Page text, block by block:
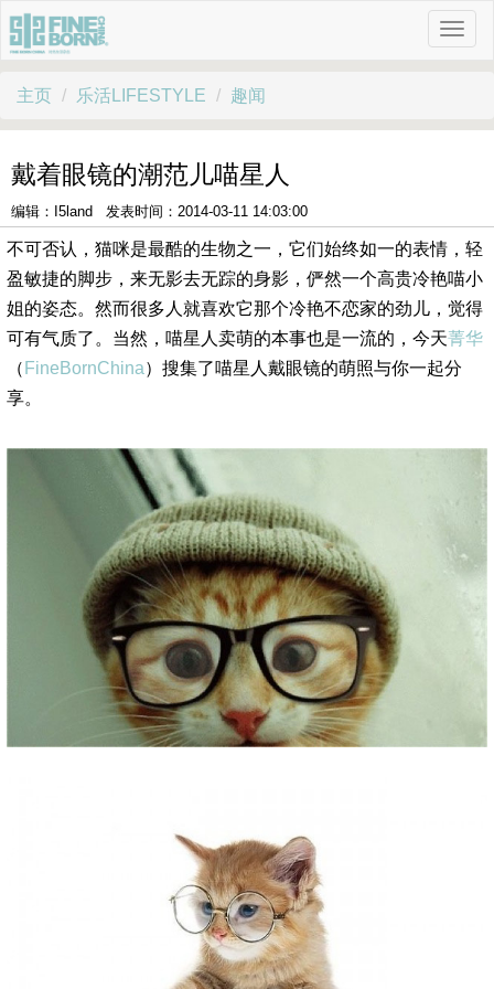
主页 乐活LIFESTYLE 趣闻
戴着眼镜的潮范儿喵星人
编辑：I5land 发表时间：2014-03-11 14:03:00
不可否认，猫咪是最酷的生物之一，它们始终如一的表情，轻
盈敏捷的脚步，来无影去无踪的身影，俨然一个高贵冷艳喵小
姐的姿态。然而很多人就喜欢它那个冷艳不恋家的劲儿，觉得
可有气质了。当然，喵星人卖萌的本事也是一流的，今天菁华
（ FineBornChina）搜集了喵星人戴眼镜的萌照与你一起分
享。